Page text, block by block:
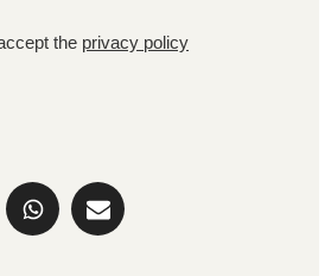
the privacy policy